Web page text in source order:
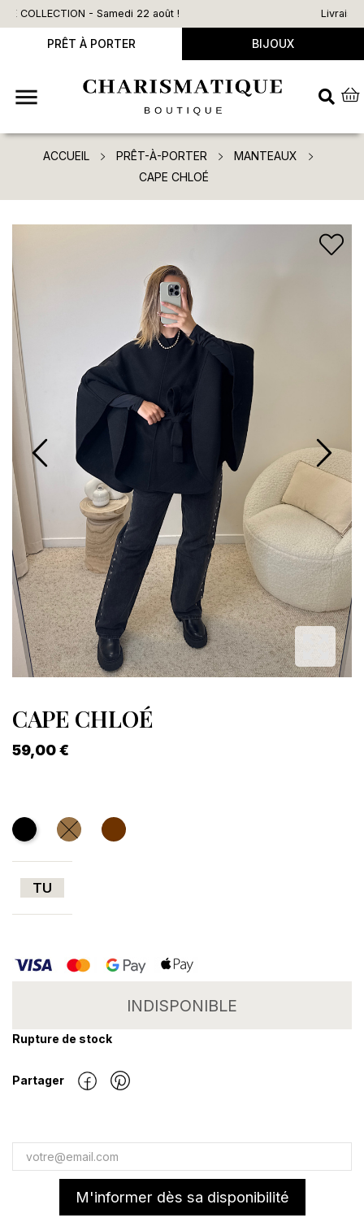
Livraison offerte dès 90€ d’achat
PRÊT À PORTER BIJOUX

ACCUEIL PRÊT-À-PORTER
MANTEAUX
CAPE CHLOÉ
CAPE CHLOÉ
59,00 €
Noir CAMEL Marron
TU
INDISPONIBLE
Rupture de stock
Partager
M'informer dès sa disponibilité